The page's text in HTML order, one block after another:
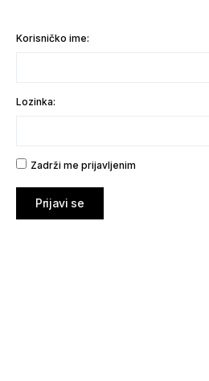
Korisničko ime:
Lozinka:
Zadrži me prijavljenim
Prijavi se